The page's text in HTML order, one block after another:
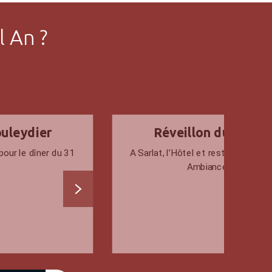
An ?
le dîner du 31
Réveillon du
A Sarlat, l’Hôtel et restaurant Le
Ambiance festive et